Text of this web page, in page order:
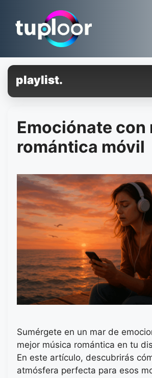
para
playlist.
Emociónate con
romántica móvil
Sumérgete en un mar de
mejor música romántica en tu
En este artículo, descubrirás
atmósfera perfecta para esos